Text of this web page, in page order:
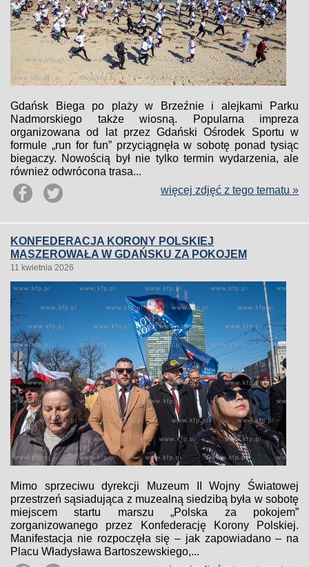
Gdańsk Biega po plaży w Brzeźnie i alejkami Parku
Nadmorskiego także wiosną. Popularna impreza
organizowana od lat przez Gdański Ośrodek Sportu w
formule „run for fun” przyciągnęła w sobotę ponad tysiąc
biegaczy. Nowością był nie tylko termin wydarzenia, ale
również odwrócona trasa...
więcej zdjęć z tego tematu »
KONFEDERACJA KORONY POLSKIEJ
MASZEROWAŁA W GDAŃSKU ZA POKOJEM
11 kwietnia 2026
Mimo sprzeciwu dyrekcji Muzeum II Wojny Światowej
przestrzeń sąsiadująca z muzealną siedzibą była w sobotę
miejscem startu marszu „Polska za pokojem”
zorganizowanego przez Konfederację Korony Polskiej.
Manifestacja nie rozpoczęła się – jak zapowiadano – na
Placu Władysława Bartoszewskiego,...